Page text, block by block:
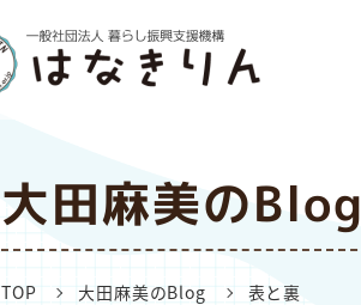
大田麻美のBlog
TOP 大田麻美のBlog 表と裏